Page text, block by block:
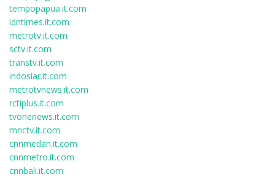
tempopapua.it.com
idntimes.it.com
metrotv.it.com
sctv.it.com
transtv.it.com
indosiar.it.com
metrotvnews.it.com
rctiplus.it.com
tvonenews.it.com
mnctv.it.com
cnnmedan.it.com
cnnmetro.it.com
cnnbali.it.com